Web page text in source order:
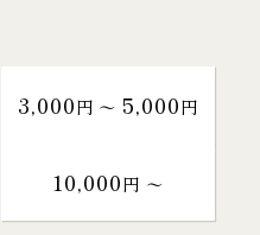
3,000円 〜 5,000円
10,000円 〜